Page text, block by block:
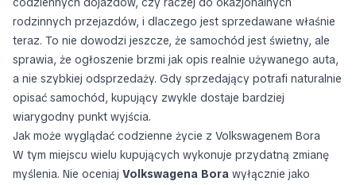
rodzinnych przejazdów, i dlaczego jest sprzedawane właśnie
teraz. To nie dowodzi jeszcze, że samochód jest świetny, ale
sprawia, że ogłoszenie brzmi jak opis realnie używanego auta,
a nie szybkiej odsprzedaży. Gdy sprzedający potrafi naturalnie
opisać samochód, kupujący zwykle dostaje bardziej
wiarygodny punkt wyjścia.
Jak może wyglądać codzienne życie z Volkswagenem Bora
W tym miejscu wielu kupujących wykonuje przydatną zmianę
myślenia. Nie oceniaj Volkswagena Bora wyłącznie jako